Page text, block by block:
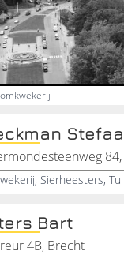
Sierheesters,
Bart
4B, Brecht